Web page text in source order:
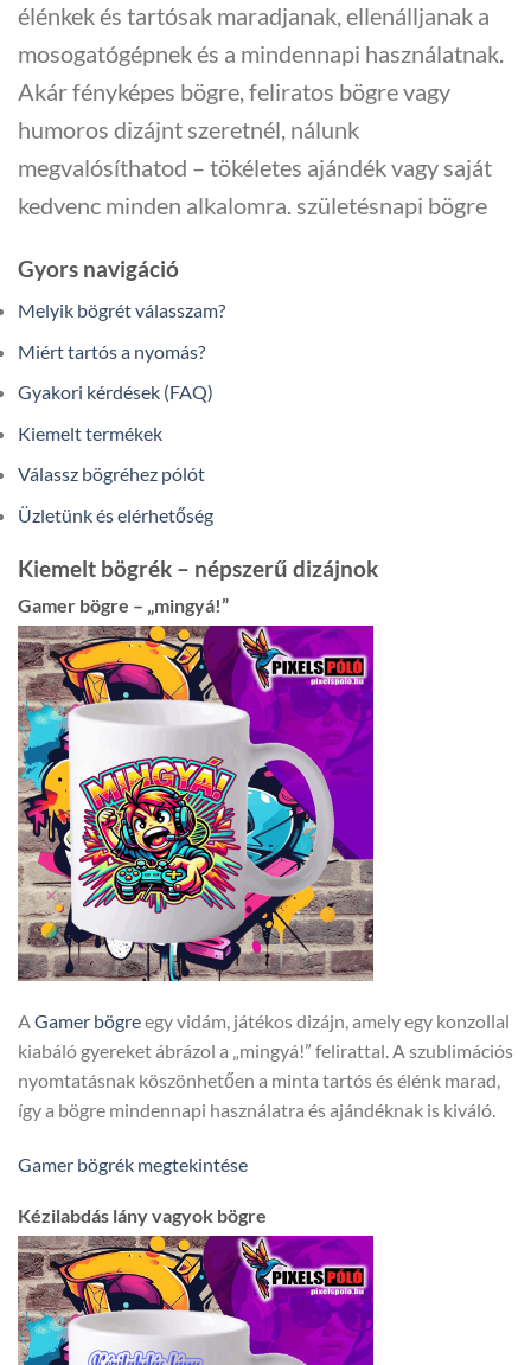
élénkek és tartósak maradjanak, ellenálljanak a
mosogatógépnek és a mindennapi használatnak.
Akárfényképes bögre,feliratos bögrevagy
humoros dizájnt szeretnél, nálunk
megvalósíthatod – tökéletes ajándék vagy saját
kedvenc minden alkalomra. születésnapi bögre
Gyors navigáció
Melyik bögrét válasszam?
Miért tartós a nyomás?
Gyakori kérdések (FAQ)
Kiemelt termékek
Válassz bögréhez pólót
Üzletünk és elérhetőség
Kiemelt bögrék – népszerű dizájnok
Gamer bögre – „mingyá!”
AGamer bögreegy vidám, játékos dizájn, amely egy konzollal
kiabáló gyereket ábrázol a „mingyá!” felirattal. A szublimációs
nyomtatásnak köszönhetően a minta tartós és élénk marad,
így a bögre mindennapi használatra és ajándéknak is kiváló.
Gamer bögrék megtekintése
Kézilabdás lány vagyok bögre